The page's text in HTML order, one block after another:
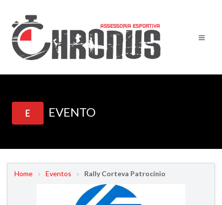
E EVENTO
Home Eventos Rally Corteva Patrocínio